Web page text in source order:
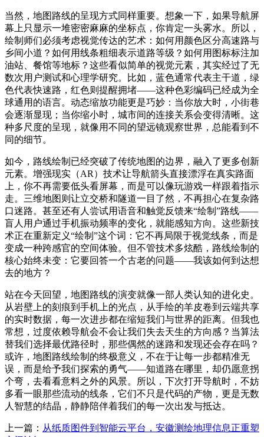
当然，地图路线的呈现方式同样重要。想象一下，如果导航屏
幕上只显示一堆密密麻麻的坐标点，你肯定一头雾水。所以，
绘制师们必须考虑视觉传达的艺术：如何用颜色区分高速路与
乡间小道？如何用线条粗细表示道路等级？如何用图标标注加
油站、餐馆等地标？这些看似简单的视觉元素，其实经过了无
数次用户测试和心理学研究。比如，蓝色通常代表主干道，绿
色代表快速路，红色则提醒拥堵——这种色彩编码已经成为全
球通用的语言。动态缩放功能更是巧妙：当你放大时，小街巷
会逐渐显现；当你缩小时，城市间的连接关系会变得清晰。这
种多尺度的呈现，就像用不同的望远镜观察世界，总能看到不
同的细节。
如今，路线绘制已经突破了传统地图的边界，融入了更多创新
元素。增强现实（AR）技术让导航箭头直接漂浮在真实路面
上，你不再需要低头看屏幕，而是可以像玩游戏一样跟着指示
走。三维地图则让立交桥和隧道一目了然，不再担心在复杂路
口迷路。甚至还有人尝试用语音和触觉反馈来“绘制”路线——
盲人用户通过手机振动频率的变化，就能感知方向。这些新技
术正在重新定义“绘制”这个词：它不再局限于视觉线条，而是
变成一种跨感官的空间体验。但不管技术多炫酷，路线绘制的
核心始终未变：它要回答一个古老的问题——我该如何到达想
去的地方？
站在今天回望，地图路线的演变就像一部人类认知的进化史。
从岩壁上的刻痕到手机上的光点，从手绘的羊皮卷到云端共享
的实时数据，每一次进步都在缩短我们与世界的距离。但我也
常想，过度依赖导航会不会让我们失去天生的方向感？当算法
替我们选择最优路径时，那些偶然的迷路和发现还会存在吗？
或许，地图路线绘制的终极意义，不在于让每一步都精准无
误，而是给予我们探索的勇气——知道路在哪里，却仍愿意拐
个弯，去看看意料之外的风景。所以，下次打开导航时，不妨
多看一眼那些流动的线条，它们不只是代码的产物，更是无数
人智慧的结晶，静静陪伴着我们的每一次出发与抵达。
上一篇： 从纸质图件到智能云平台，安徽测绘地理信息正重塑